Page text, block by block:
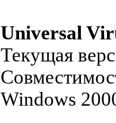
Universal
Текущая
Windows